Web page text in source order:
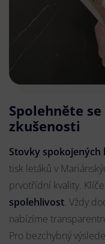
Spolehněte
zkušenosti
Stovky spokojených
tisk letáků v
prvotřídní kvality.
spolehlivost. Vždy
nabízíme
Pro bezchybný